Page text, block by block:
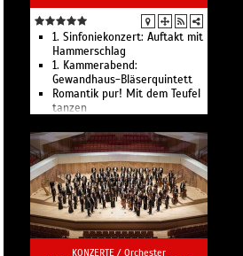
1. Sinfoniekonzert: Auftakt mit
Hammerschlag
1. Kammerabend:
Gewandhaus-Bläserquintett
Romantik pur! Mit dem Teufel
tanzen
1. Aufführungsabend
Kapelle für Kids: »Carl und
Caspar«
2. Sinfoniekonzert:
Reminiszenzen eines
gebrochenen Herzens
3. Sinfoniekonzert: Rückkehr
des Feuervogels
Portraitkonzert des Capell-
KONZERTE / Orchester